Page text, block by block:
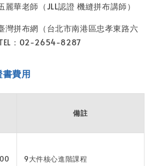
麗華老師（JLL認證 機縫拼布講師）
灣拼布網（台北市南港區忠孝東路六
：02-2654-8287
費用
備註
9大件核心進階課程